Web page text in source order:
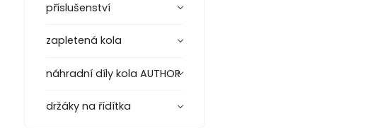
příslušenství
zapletená kola
náhradní díly kola AUTHOR
držáky na řídítka